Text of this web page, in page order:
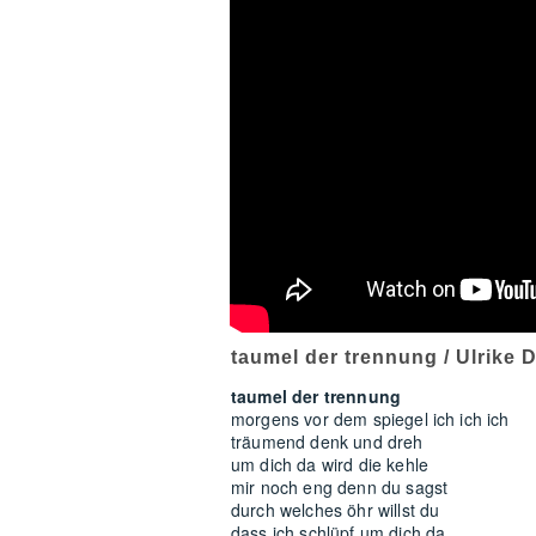
taumel der trennung / Ulrike
taumel der trennung
morgens vor dem spiegel ich ich ich
träumend denk und dreh
um dich da wird die kehle
mir noch eng denn du sagst
durch welches öhr willst du